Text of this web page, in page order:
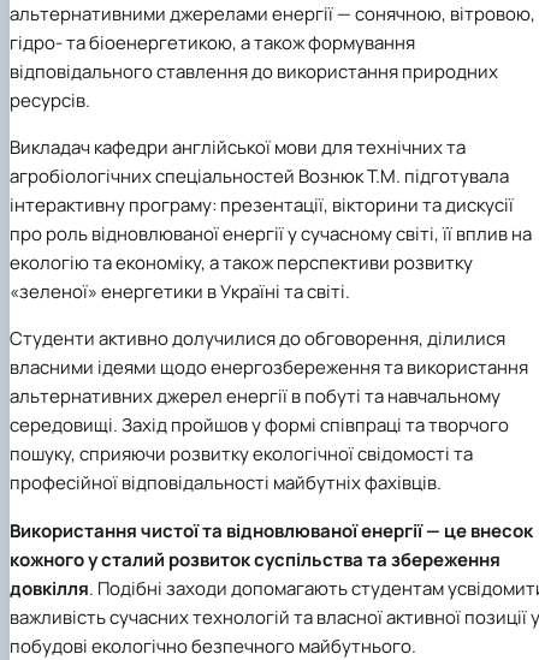
альтернативними джерелами енергії — сонячною, вітровою,
гідро- та біоенергетикою, а також формування
відповідального ставлення до використання природних
ресурсів.
Викладач кафедрианглійської мови для технічних та
агробіологічних спеціальностей Вознюк Т.М. підготувала
інтерактивну програму: презентації, вікторини та дискусії
про роль відновлюваної енергії у сучасному світі, її вплив на
екологію та економіку, а також перспективи розвитку
«зеленої» енергетики в Україні та світі.
Студенти активно долучилися до обговорення, ділилися
власними ідеями щодо енергозбереження та використання
альтернативних джерел енергії в побуті та навчальному
середовищі. Захід пройшов у формі співпраці та творчого
пошуку, сприяючи розвитку екологічної свідомості та
професійної відповідальності майбутніх фахівців.
Використання чистої та відновлюваної енергії — це внесок
кожного у сталий розвиток суспільства та збереження
довкілля. Подібні заходи допомагають студентам
важливість сучасних технологій та власної активної позиції у
побудові екологічно безпечного майбутнього.